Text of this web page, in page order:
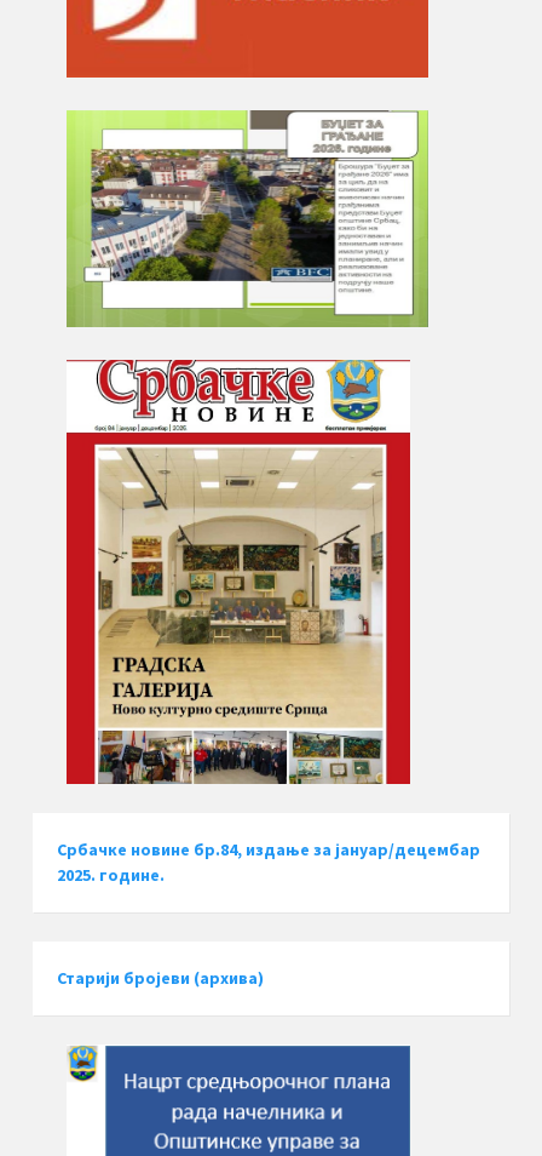
Србачке новине бр.84, издање за јануар/децембар
2025. године.
Старији бројеви (архива)